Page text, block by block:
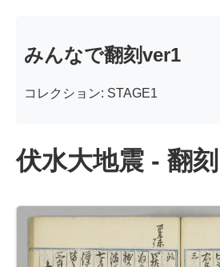
みんなで翻刻ver1
コレクション: STAGE1
伏水大地震 - 翻刻